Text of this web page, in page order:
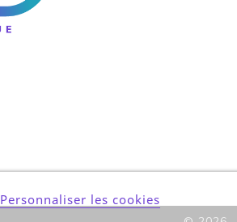
Personnaliser les cookies